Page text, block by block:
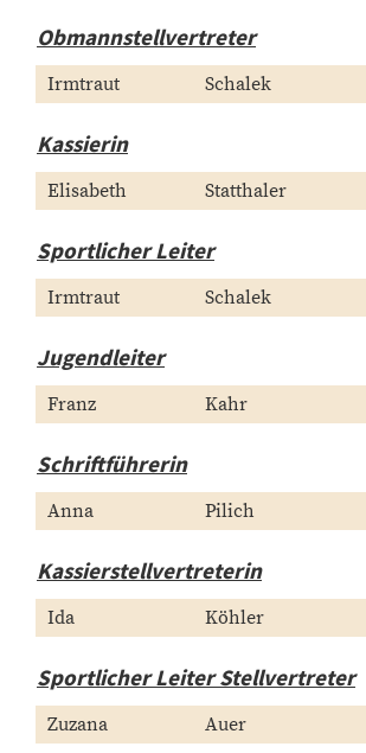
Obmannstellvertreter
Irmtraut Schalek
Kassierin
Elisabeth Statthaler
Sportlicher Leiter
Irmtraut Schalek
Jugendleiter
Franz Kahr
Schriftführerin
Anna Pilich
Kassierstellvertreterin
Ida Köhler
Sportlicher Leiter Stellvertreter
Zuzana Auer